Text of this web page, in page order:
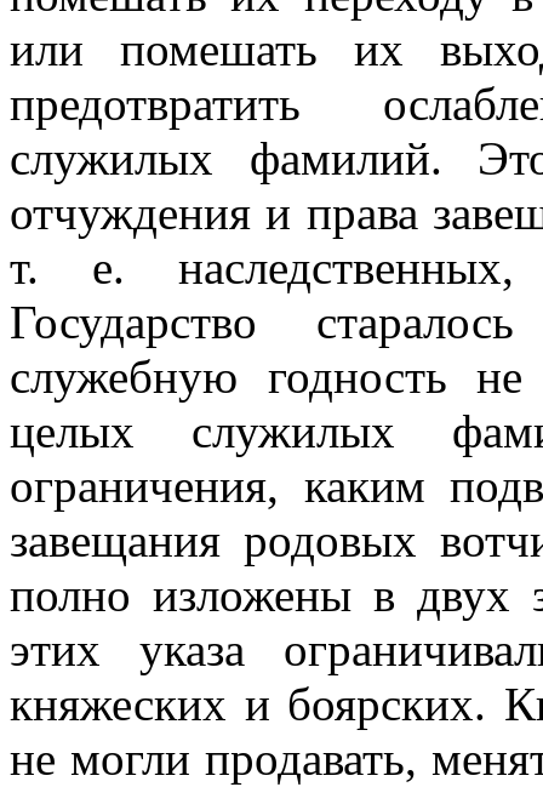
или помешать их
предотвратить
служилых фамилий.
отчуждения и права
т. е.
Государство
служебную годность
целых служилых
ограничения, каким
завещания родовых
полно изложены в двух
этих указа
княжеских и боярских.
не могли продавать,